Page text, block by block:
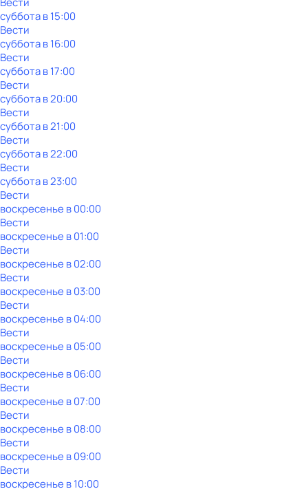
субботав15:00
Вести
субботав16:00
Вести
субботав17:00
Вести
субботав20:00
Вести
субботав21:00
Вести
субботав22:00
Вести
субботав23:00
Вести
воскресенье в00:00
Вести
воскресенье в01:00
Вести
воскресенье в02:00
Вести
воскресенье в03:00
Вести
воскресенье в04:00
Вести
воскресенье в05:00
Вести
воскресенье в06:00
Вести
воскресенье в07:00
Вести
воскресенье в08:00
Вести
воскресенье в09:00
Вести
воскресенье в10:00